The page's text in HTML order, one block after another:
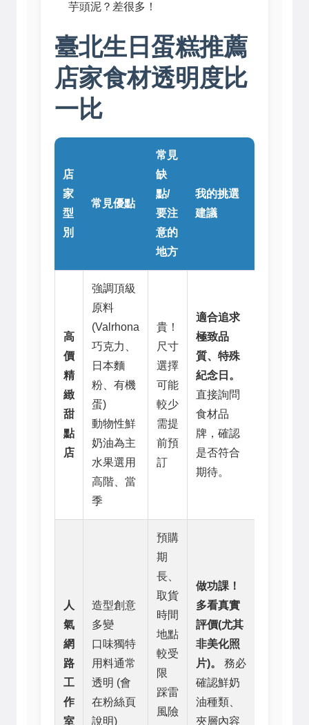
芋頭泥？差很多！
臺北生日蛋糕推薦
店家食材透明度比
一比
店
家
型
別
常見優點
常見
缺
點/
要注
意的
地方
我的挑選
建議
高
價
精
緻
甜
點
店
強調頂級
原料
(Valrhona
巧克力、
日本麵
粉、有機
蛋)
動物性鮮
奶油為主
水果選用
高階、當
季
貴！
尺寸
選擇
可能
較少
需提
前預
訂
適合追求
極致品
質、特殊
紀念日。
直接詢問
食材品
牌，確認
是否符合
期待。
人
氣
網
路
工
作
室
造型創意
多變
口味獨特
用料通常
透明 (會
在粉絲頁
說明)
預購
期
長、
取貨
時間
地點
較受
限
踩雷
風險
做功課！
多看真實
評價(尤其
非美化照
片)。
務必
確認鮮奶
油種類、
夾層內容